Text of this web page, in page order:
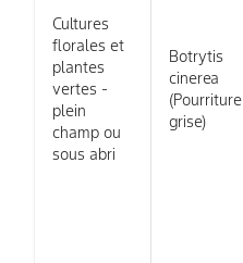
Cultures
florales et
plantes
vertes -
plein
champ ou
sous abri
Botrytis
cinerea
(Pourriture
grise)